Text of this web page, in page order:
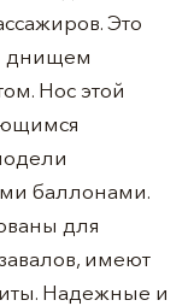
Это
днищем
Нос этой
баллонами.
для
имеют
Надежные и